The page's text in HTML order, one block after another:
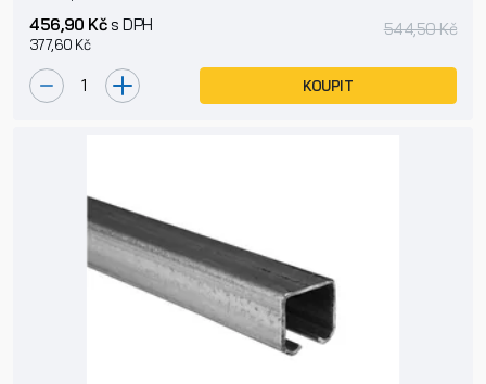
456,90 Kčs DPH
377,60 Kč
544,50 Kč
KOUPIT